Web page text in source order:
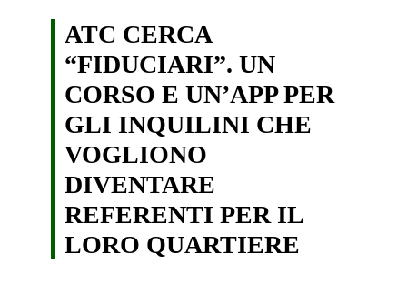
ATC CERCA
“FIDUCIARI”. UN
CORSO E UN’APP PER
GLI INQUILINI CHE
VOGLIONO
DIVENTARE
REFERENTI PER IL
LORO QUARTIERE